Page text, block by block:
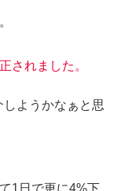
されました。
ようかなぁと思